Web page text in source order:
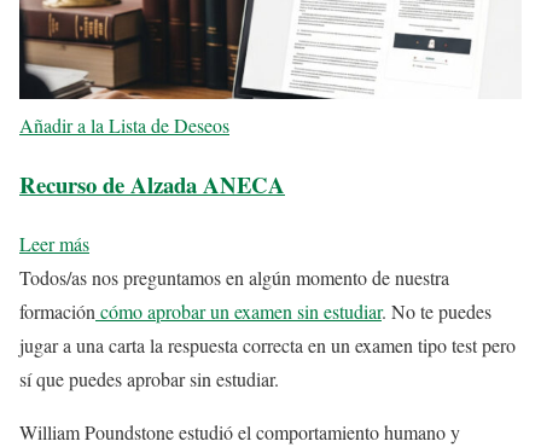
Añadir a la Lista de Deseos
Recurso de Alzada ANECA
Leer más
Todos/as nos preguntamos en algún momento de nuestra
formación cómo aprobar un examen sin estudiar. No te puedes
jugar a una carta la respuesta correcta en un examen tipo test pero
sí que puedes aprobar sin estudiar.
William Poundstone estudió el comportamiento humano y